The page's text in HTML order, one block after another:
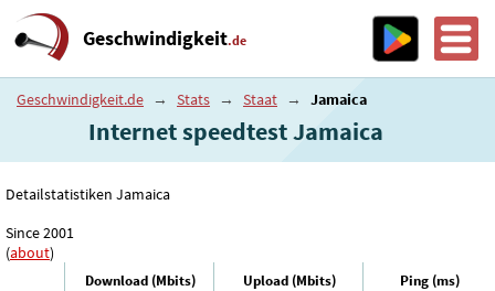
Geschwindigkeit.de
Geschwindigkeit.de → Stats → Staat → Jamaica
Internet speedtest Jamaica
Detailstatistiken Jamaica
Since 2001
(about)
Download (Mbits) Upload (Mbits)
Ping (ms)